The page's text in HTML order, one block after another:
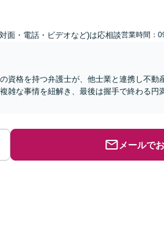
面・電話・ビデオなど)は応相談営業時間：
資格を持つ弁護士が、他士業と連携し不
雑な事情を紐解き、最後は握手で終わる円
メールで